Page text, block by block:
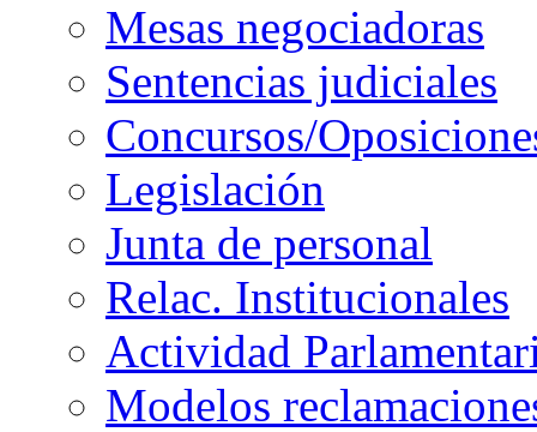
Mesas negociadoras
Sentencias judiciales
Concursos/
Legislación
Junta de personal
Relac. Institucionales
Actividad
Modelos